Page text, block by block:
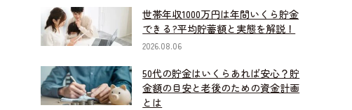
世帯年収1000万円は年間いくら貯金
できる?平均貯蓄額と実態を解説！
2026.08.06
50代の貯金はいくらあれば安心？貯
金額の目安と老後のための資金計画
とは